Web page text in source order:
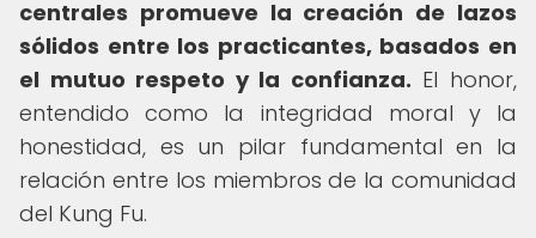
centrales promueve la creación de lazos
sólidos entre los practicantes, basados en
el mutuo respeto y la confianza. El honor,
entendido como la integridad moral y la
honestidad, es un pilar fundamental en la
relación entre los miembros de la comunidad
del Kung Fu.